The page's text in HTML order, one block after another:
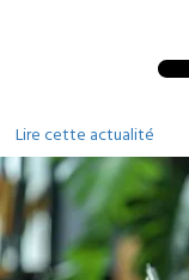
Lire cette actualité